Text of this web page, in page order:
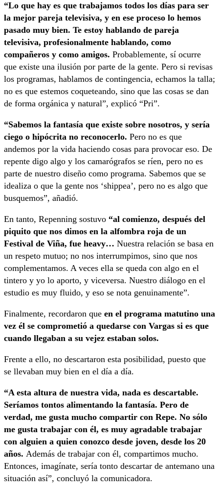
“Lo que hay es que trabajamos todos los días para ser
la mejor pareja televisiva, y en ese proceso lo hemos
pasado muy bien. Te estoy hablando de pareja
televisiva, profesionalmente hablando, como
compañeros y como amigos. Probablemente, sí ocurre
que existe una ilusión por parte de la gente. Pero si revisas
los programas, hablamos de contingencia, echamos la talla;
no es que estemos coqueteando, sino que las cosas se dan
de forma orgánica y natural”, explicó “Pri”.
“Sabemos la fantasía que existe sobre nosotros, y sería
ciego o hipócrita no reconocerlo. Pero no es que
andemos por la vida haciendo cosas para provocar eso. De
repente digo algo y los camarógrafos se ríen, pero no es
parte de nuestro diseño como programa. Sabemos que se
idealiza o que la gente nos ‘shippea’, pero no es algo que
busquemos”, añadió.
En tanto, Repenning sostuvo “al comienzo, después del
piquito que nos dimos en la alfombra roja de un
Festival de Viña, fue heavy… Nuestra relación se basa en
un respeto mutuo; no nos interrumpimos, sino que nos
complementamos. A veces ella se queda con algo en el
tintero y yo lo aporto, y viceversa. Nuestro diálogo en el
estudio es muy fluido, y eso se nota genuinamente”.
Finalmente, recordaron que en el programa matutino una
vez él se comprometió a quedarse con Vargas si es que
cuando llegaban a su vejez estaban solos.
Frente a ello, no descartaron esta posibilidad, puesto que
se llevaban muy bien en el día a día.
“A esta altura de nuestra vida, nada es descartable.
Seríamos tontos alimentando la fantasía. Pero de
verdad, me gusta mucho compartir con Repe. No sólo
me gusta trabajar con él, es muy agradable trabajar
con alguien a quien conozco desde joven, desde los 20
años. Además de trabajar con él, compartimos mucho.
Entonces, imagínate, sería tonto descartar de antemano una
situación así”, concluyó la comunicadora.